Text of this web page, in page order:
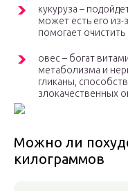
кукуруза –
может есть его из-
помогает
овес – богат
метаболизма и
гликаны,
злокачественных
Можно ли
килограммов